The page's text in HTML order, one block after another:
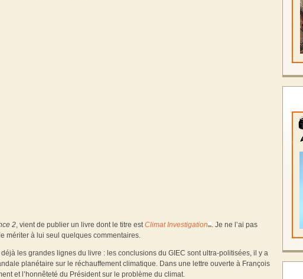
2, vient de publier un livre dont le titre estClimat Investigation . Je ne l’ai pas
mériter à lui seul quelques commentaires.
les grandes lignes du livre : les conclusions du GIEC sont ultra-politisées, il y a
planétaire sur le réchauffement climatique. Dans une lettre ouverte à François
et l’honnêteté du Président sur le problème du climat.